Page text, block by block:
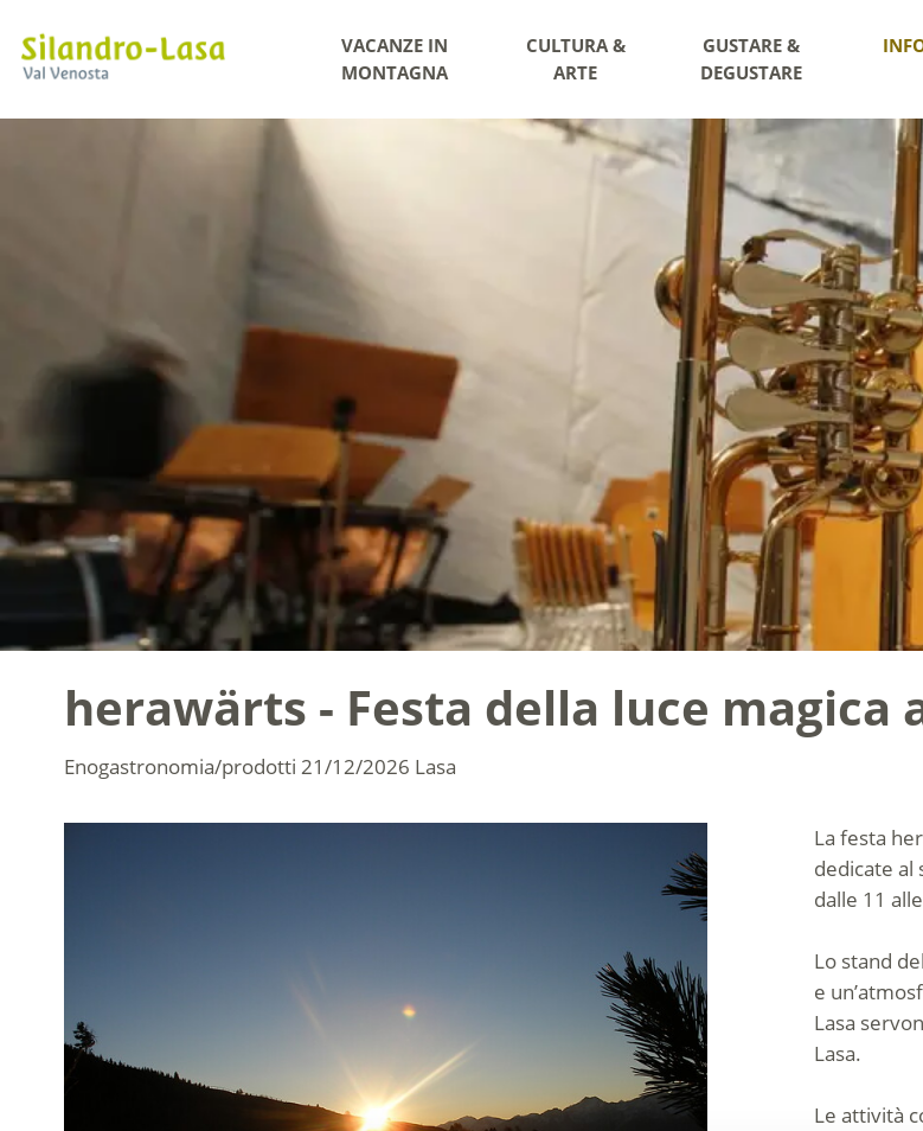
VACANZE IN
MONTAGNA
CULTURA &
ARTE
GUSTARE &
DEGUSTARE
herawärts - Festa della luce magica
Enogastronomia/prodotti 21/12/2026 Lasa
La festa
dedicate al
dalle 11
Lo stand
e
Lasa
Lasa.
Le attività